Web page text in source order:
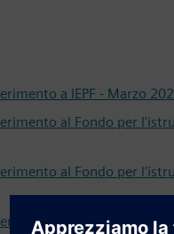
a IEPF - Marzo
al Fondo per
al Fondo per
al Fondo per